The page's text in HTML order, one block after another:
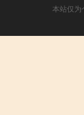
本站仅为